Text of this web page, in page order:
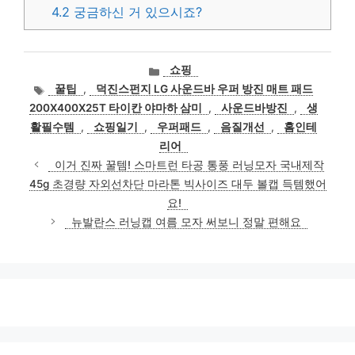
4.2 궁금하신 거 있으시죠?
카
테
고
리
쇼핑
태
그
꿀팁 ,
덕진스펀지 LG 사운드바 우퍼 방진 매트 패드
200X400X25T 타이칸 야마하 삼미
, 사운드바방진 ,
생
활필수템
, 쇼핑일기 , 우퍼패드 , 음질개선 ,
홈인테
리어
이거 진짜 꿀템! 스마트런 타공 통풍 러닝모자 국내제작
45g 초경량 자외선차단 마라톤 빅사이즈 대두 볼캡 득템했어
요!
뉴발란스 러닝캡 여름 모자 써보니 정말 편해요